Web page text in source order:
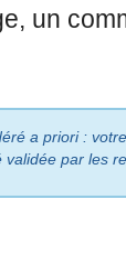
un
a priori :
validée par les